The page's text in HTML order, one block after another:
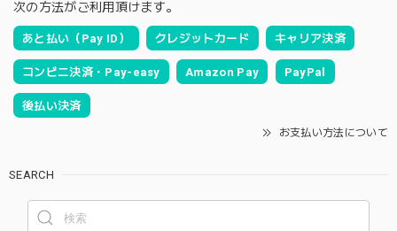
次の方法がご利用頂けます。
あと払い（Pay ID） クレジットカード キャリア決済
コンビニ決済・Pay-easy Amazon Pay PayPal
後払い決済
お支払い方法について
SEARCH